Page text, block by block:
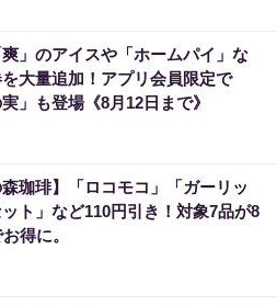
」のアイスや「ホームパイ」な
大量追加！アプリ会員限定で
実」も登場《8月12日まで》
森珈琲】「ロコモコ」「ガーリッ
ト」など110円引き！対象7品が8
得に。